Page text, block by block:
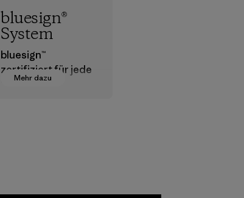
Mehr dazu
bluesign®
System
bluesign™
zertifiziert für jede
Stufe der